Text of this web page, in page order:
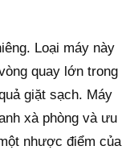
Loại máy này
quay lớn trong
giặt sạch. Máy
xà phòng và ưu
nhược điểm của